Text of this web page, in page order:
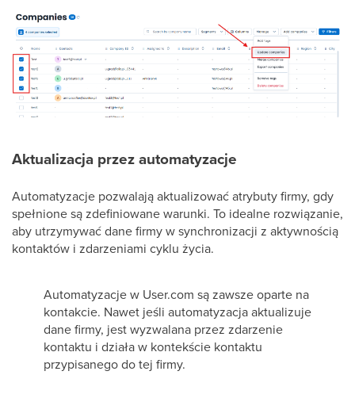
Aktualizacja przez automatyzacje
Automatyzacje pozwalają aktualizować atrybuty firmy, gdy
spełnione są zdefiniowane warunki. To idealne rozwiązanie,
aby utrzymywać dane firmy w synchronizacji z aktywnością
kontaktów i zdarzeniami cyklu życia.
Automatyzacje w User.com są zawsze oparte na
kontakcie. Nawet jeśli automatyzacja aktualizuje
dane firmy, jest wyzwalana przez zdarzenie
kontaktu i działa w kontekście kontaktu
przypisanego do tej firmy.